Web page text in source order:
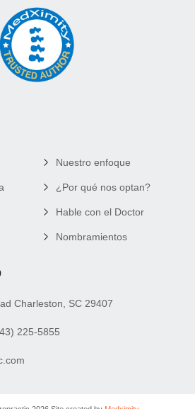
Nuestro enfoque
¿Por qué nos optan?
Hable con el Doctor
Nombramientos
Charleston, SC 29407
225-5855